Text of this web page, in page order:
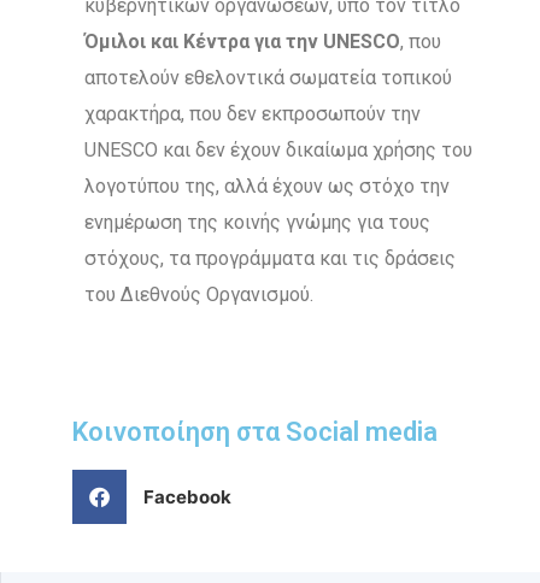
κυβερνητικών οργανώσεων, υπό τον τίτλο
Όμιλοι και Κέντρα για την UNESCO, που
αποτελούν εθελοντικά σωματεία τοπικού
χαρακτήρα, που δεν εκπροσωπούν την
UNESCO και δεν έχουν δικαίωμα χρήσης του
λογοτύπου της, αλλά έχουν ως στόχο την
ενημέρωση της κοινής γνώμης για τους
στόχους, τα προγράμματα και τις δράσεις
του Διεθνούς Οργανισμού.
Κοινοποίηση στα Social media
Facebook